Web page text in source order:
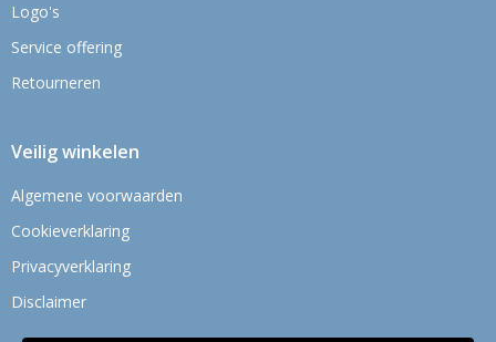
Logo's
Service offering
Retourneren
Veilig winkelen
Algemene voorwaarden
Cookieverklaring
Privacyverklaring
Disclaimer